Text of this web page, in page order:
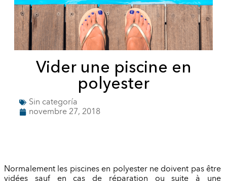
Vider une piscine en
polyester
Sin categoría
novembre 27, 2018
Normalement les piscines en polyester ne doivent pas être
vidées sauf en cas de réparation ou suite à une